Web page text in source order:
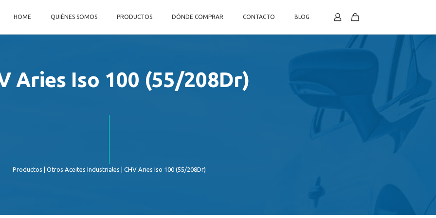
HOME QUIÉNES SOMOS PRODUCTOS DÓNDE COMPRAR CONTACTO BLOG
Aries Iso 100 (55/208Dr)
Productos Otros Aceites Industriales | CHV Aries Iso 100 (55/208Dr)